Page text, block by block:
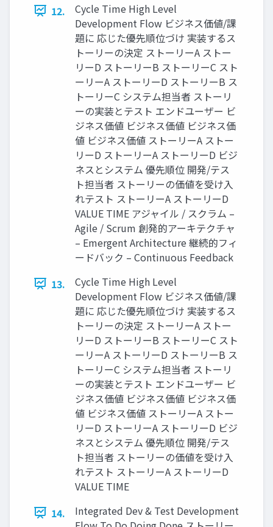
12.
Cycle Time High Level
Development Flow ビジネス価値/課
題に 応じた優先順位づけ 実装するス
トーリーの決定 ストーリーA ストー
リーD ストーリーB ストーリーC スト
ーリーA ストーリーD ストーリーB ス
トーリーC システム担当者 ストーリ
ーの実装とテスト エンドユーザー ビ
ジネス価値 ビジネス価値 ビジネス価
値 ビジネス価値 ストーリーA ストー
リーD ストーリーA ストーリーD ビジ
ネスとシステム 優先順位 開発/テス
ト担当者 ストーリーの価値を受け入
れテスト ストーリーA ストーリーD
VALUE TIME アジャイル / スクラム –
Agile / Scrum 創発的アーキテクチャ
– Emergent Architecture 継続的フィ
ードバック – Continuous Feedback
13.
Cycle Time High Level
Development Flow ビジネス価値/課
題に 応じた優先順位づけ 実装するス
トーリーの決定 ストーリーA ストー
リーD ストーリーB ストーリーC スト
ーリーA ストーリーD ストーリーB ス
トーリーC システム担当者 ストーリ
ーの実装とテスト エンドユーザー ビ
ジネス価値 ビジネス価値 ビジネス価
値 ビジネス価値 ストーリーA ストー
リーD ストーリーA ストーリーD ビジ
ネスとシステム 優先順位 開発/テス
ト担当者 ストーリーの価値を受け入
れテスト ストーリーA ストーリーD
VALUE TIME
14.
Integrated Dev & Test Development